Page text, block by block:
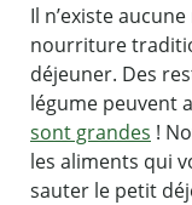
Il n’existe
nourriture
déjeuner. Des
légume peuvent
sont grandes !
les aliments qui
sauter le petit